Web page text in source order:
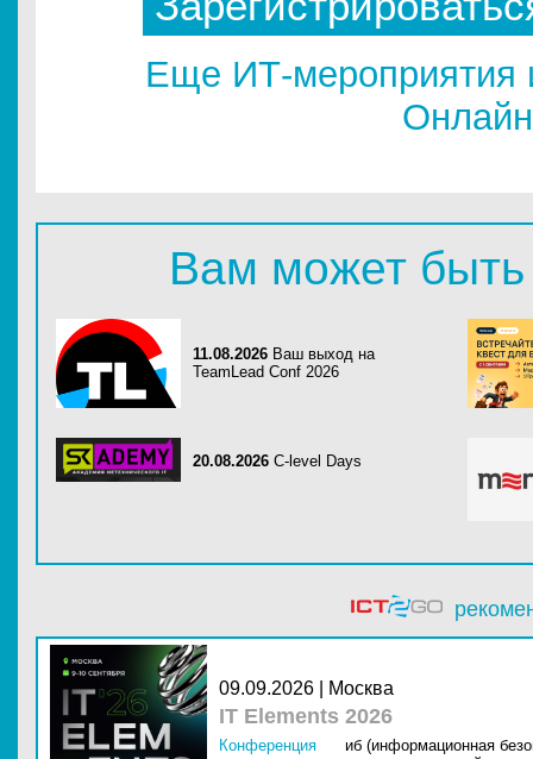
Еще ИТ-мероприятия
Онлайн
Вам может быть
11.08.2026 Ваш выход на
TeamLead Conf 2026
20.08.2026 C-level Days
09.09.2026 | Москва
IT Elements 2026
Конференция
иб (информационная